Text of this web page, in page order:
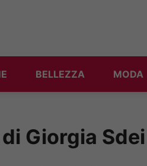
BELLEZZA MODA
Giorgia Sdei